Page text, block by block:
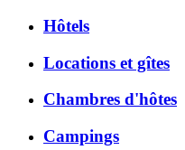
Hôtels
Locations et gîtes
Chambres d'hôtes
Campings